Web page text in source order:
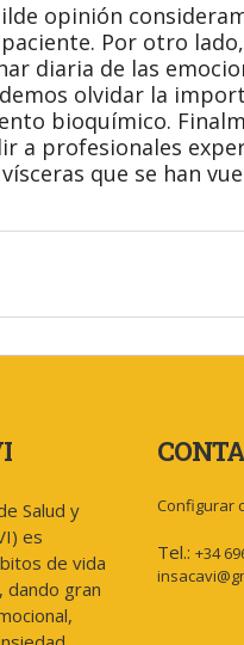
opinión
Por otro
diaria de las
olvidar la
bioquímico.
a profesionales
que se han
Salud y
es
de vida
dando gran
Configurar
Tel.: +34